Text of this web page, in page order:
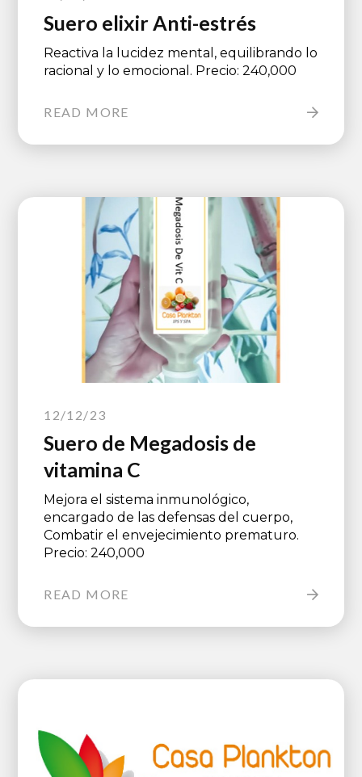
Suero elixir Anti-estrés
Reactiva la lucidez mental, equilibrando lo
racional y lo emocional. Precio: 240,000
READ MORE
12/12/23
Suero de Megadosis de
vitamina C
Mejora el sistema inmunológico,
encargado de las defensas del cuerpo,
Combatir el envejecimiento prematuro.
Precio: 240,000
READ MORE